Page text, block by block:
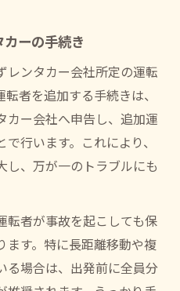
ーの手続き
レンタカー会社所定の運転
者を追加する手続きは、
カー会社へ申告し、追加運
行います。これにより、
し、万が一のトラブルにも
転者が事故を起こしても保
ます。特に長距離移動や複
る場合は、出発前に全員分